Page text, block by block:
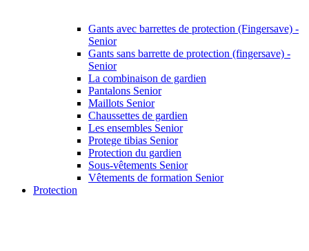
Gants avec barrettes de protection (Fingersave) -
Senior
Gants sans barrette de protection (fingersave) -
Senior
La combinaison de gardien
Pantalons Senior
Maillots Senior
Chaussettes de gardien
Les ensembles Senior
Protege tibias Senior
Protection du gardien
Sous-vêtements Senior
Vêtements de formation Senior
Protection